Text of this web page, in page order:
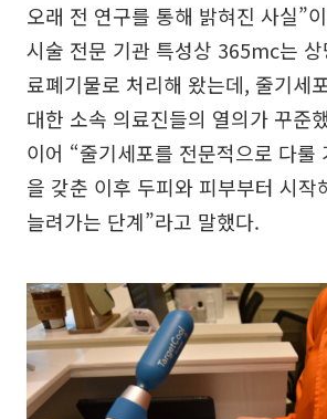
오래 전 연구를 통해 밝혀진 사실”
시술 전문 기관 특성상 365mc는 상
료폐기물로 처리해 왔는데, 줄기세
대한 소속 의료진들의 열의가 꾸준
이어 “줄기세포를 전문적으로 다룰
을 갖춘 이후 두피와 피부부터 시작
늘려가는 단계”라고 말했다.